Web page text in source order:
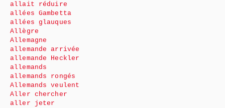
allait réduire
allées Gambetta
allées glauques
Allègre
Allemagne
allemande arrivée
allemande Heckler
allemands
allemands rongés
Allemands veulent
Aller chercher
aller jeter